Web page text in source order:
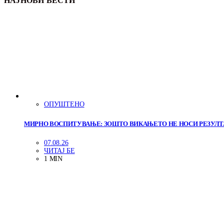
ОПУШТЕНО
МИРНО ВОСПИТУВАЊЕ: ЗОШТО ВИКАЊЕТО НЕ НОСИ
07.08.26
ЧИТАЈ БЕ
1 MIN